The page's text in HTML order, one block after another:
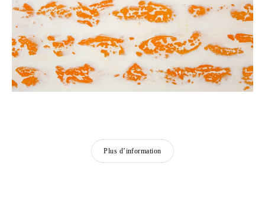
Plus d’information